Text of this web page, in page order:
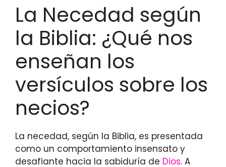
La Necedad según
la Biblia: ¿Qué nos
enseñan los
versículos sobre los
necios?
La necedad, según la Biblia, es presentada
como un comportamiento insensato y
desafiante hacia la sabiduría de Dios. A